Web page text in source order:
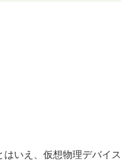
いえ、仮想物理デバイス